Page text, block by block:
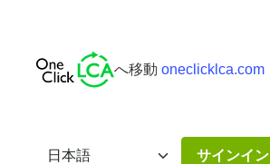
へ移動 oneclicklca.com
サインイン